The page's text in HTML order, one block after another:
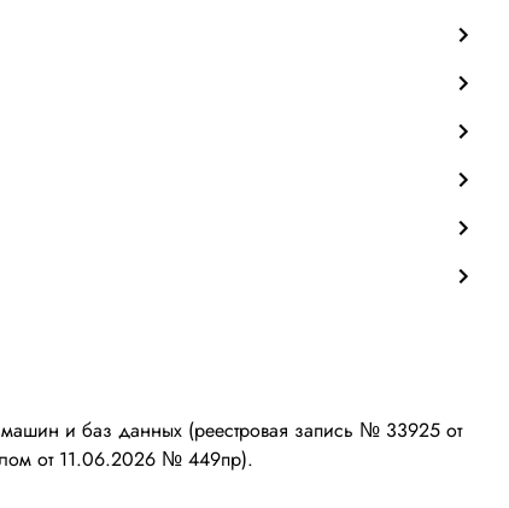
и баз данных (реестровая запись № 33925 от
от 11.06.2026 № 449пр).